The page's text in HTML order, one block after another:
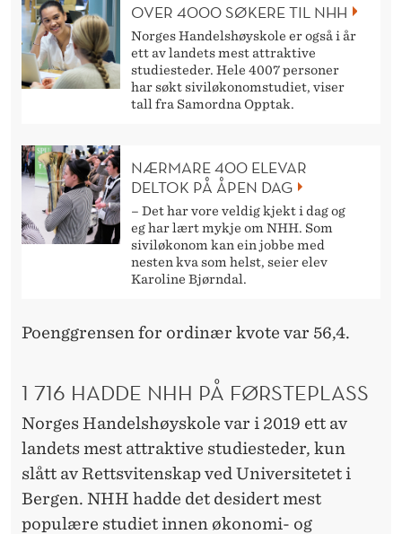
OVER 4000 SØKERE TIL NHH
Norges Handelshøyskole er også i år
ett av landets mest attraktive
studiesteder. Hele 4007 personer
har søkt siviløkonomstudiet, viser
tall fra Samordna Opptak.
NÆRMARE 400 ELEVAR
DELTOK PÅ ÅPEN DAG
– Det har vore veldig kjekt i dag og
eg har lært mykje om NHH. Som
siviløkonom kan ein jobbe med
nesten kva som helst, seier elev
Karoline Bjørndal.
Poenggrensen for ordinær kvote var 56,4.
1 716 HADDE NHH PÅ FØRSTEPLASS
Norges Handelshøyskole var i 2019 ett av
landets mest attraktive studiesteder, kun
slått av Rettsvitenskap ved Universitetet i
Bergen. NHH hadde det desidert mest
populære studiet innen økonomi- og